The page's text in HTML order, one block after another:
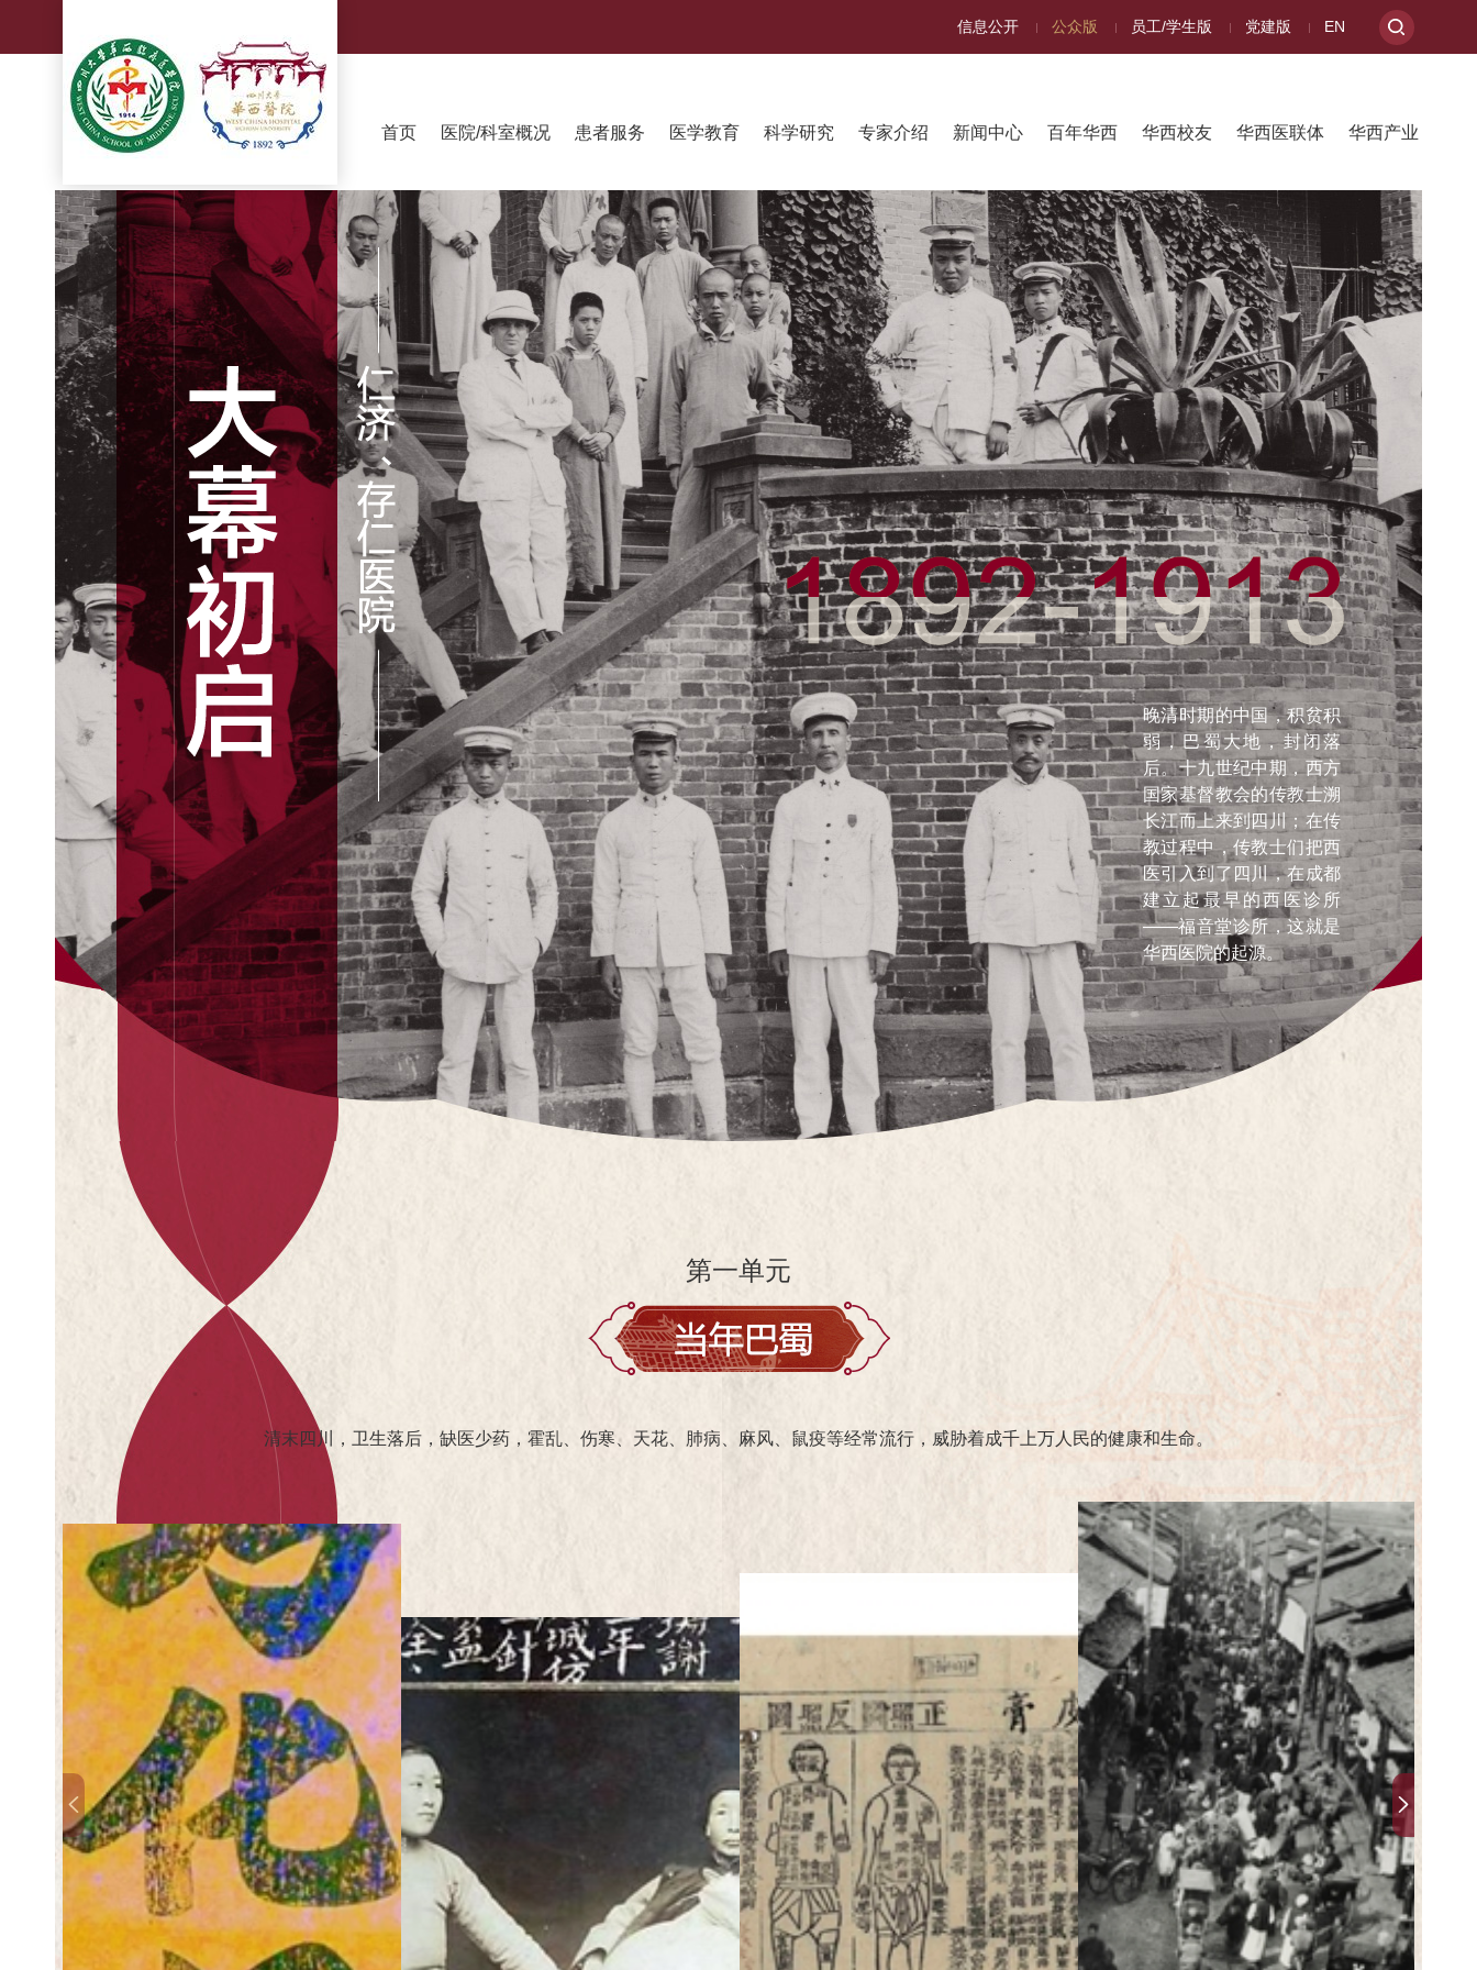
信息公开 公众版 员工/学生版 党建版 EN
首页 医院/科室概况 患者服务 医学教育 科学研究 专家介绍 新闻中心 百年华西 华西校友 华西医联体 华西产业
晚清时期的中国，积贫积
弱，巴蜀大地，封闭落
后。十九世纪中期，西方
国家基督教会的传教士溯
长江而上来到四川；在传
教过程中，传教士们把西
医引入到了四川，在成都
建立起最早的西医诊所
——福音堂诊所，这就是
华西医院的起源。
第一单元
清末四川，卫生落后，缺医少药，霍乱、伤寒、天花、肺病、麻风、鼠疫等经常流行，威胁着成千上万人民的健康和生命。